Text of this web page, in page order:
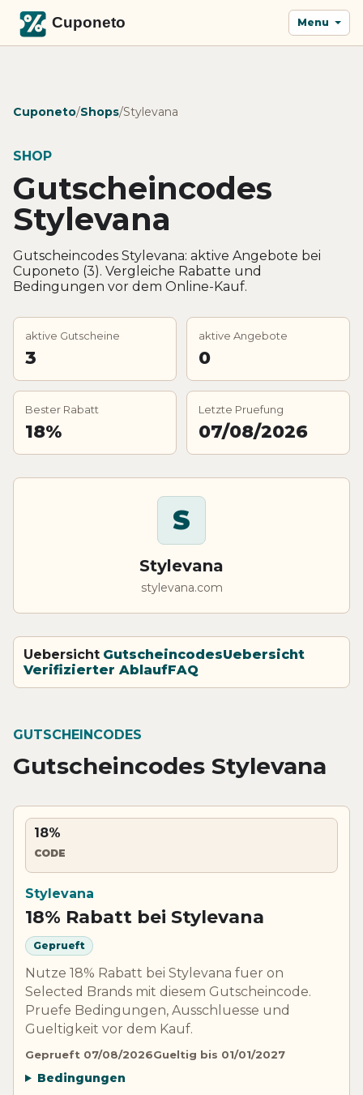
Menu
Cuponeto/Shops/Stylevana
SHOP
Gutscheincodes
Stylevana
Gutscheincodes Stylevana: aktive Angebote bei
Cuponeto (3). Vergleiche Rabatte und
Bedingungen vor dem Online-Kauf.
aktive Gutscheine
3
aktive Angebote
0
Bester Rabatt
18%
Letzte Pruefung
07/08/2026
S
Stylevana
stylevana.com
Uebersicht GutscheincodesUebersicht
Verifizierter AblaufFAQ
GUTSCHEINCODES
Gutscheincodes Stylevana
18%
CODE
Stylevana
18% Rabatt bei Stylevana
Geprueft
Nutze 18% Rabatt bei Stylevana fuer on
Selected Brands mit diesem Gutscheincode.
Pruefe Bedingungen, Ausschluesse und
Gueltigkeit vor dem Kauf.
Geprueft 07/08/2026Gueltig bis 01/01/2027
Bedingungen